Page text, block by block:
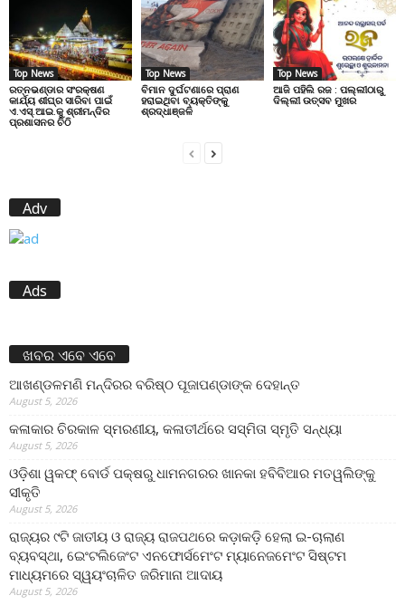
Top News
ରତ୍ନଭଣ୍ଡାର ସଂରକ୍ଷଣ
କାର୍ଯ୍ୟ ଶୀଘ୍ର ସାରିବା ପାଇଁ
ଏ.ଏସ୍.ଆଇ.କୁ ଶ୍ରୀମନ୍ଦିର
ପ୍ରଶାସନର ଚିଠି
Top News
ବିମାନ ଦୁର୍ଘଟଣାରେ ପ୍ରାଣ
ହରାଇଥିବା ବ୍ୟକ୍ତିଙ୍କୁ
ଶ୍ରଦ୍ଧାଞ୍ଜଳି
Top News
ଆଜି ପହିଲି ରଜ : ପଲ୍ଲୀଠାରୁ
ଦିଲ୍ଲୀ ଉତ୍ସବ ମୁଖର
Adv
Ads
ଖବର ଏବେ ଏବେ
ଆଖଣ୍ଡଳମଣି ମନ୍ଦିରର ବରିଷ୍ଠ ପୂଜାପଣ୍ଡାଙ୍କ ଦେହାନ୍ତ
August 5, 2026
କଳାକାର ଚିରକାଳ ସ୍ମରଣୀୟ, କଳାତୀର୍ଥରେ ସସ୍ମିତା ସ୍ମୃତି ସନ୍ଧ୍ୟା
August 5, 2026
ଓଡ଼ିଶା ୱକଫ୍ ବୋର୍ଡ ପକ୍ଷରୁ ଧାମନଗରର ଖାନକା ହବିବିଆର ମତୱଲିଙ୍କୁ
ସୀକୃତି
August 5, 2026
ରାଜ୍ୟର ୯ଟି ଜାତୀୟ ଓ ରାଜ୍ୟ ରାଜପଥରେ କଡ଼ାକଡ଼ି ହେଲା ଇ-ଚାଲାଣ
ବ୍ୟବସ୍ଥା, ଇେଂଟଲିଜେଂଟ ଏନଫୋର୍ସମେଂଟ ମ୍ୟାନେଜମେଂଟ ସିଷ୍ଟମ
ମାଧ୍ୟମରେ ସ୍ୱୟଂଚାଳିତ ଜରିମାନା ଆଦାୟ
August 5, 2026